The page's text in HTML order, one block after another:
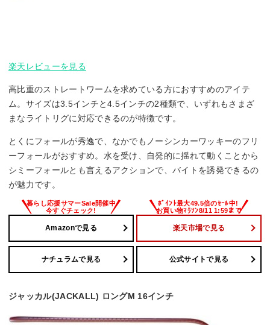
楽天レビューを見る
高比重のストレートワームを求めている方におすすめのアイテ
ム。サイズは3.5インチと4.5インチの2種類で、いずれもさまざ
まなライトリグに対応できるのが特徴です。
とくにフォールが秀逸で、なかでもノーシンカーワッキーのフリ
ーフォールがおすすめ。水を受け、自発的に揺れて動くことから
シミーフォールとも言えるアクションで、バイトを誘発できるの
が魅力です。
Amazonで見る 楽天市場で見る
ナチュラムで見る 公式サイトで見る
ジャッカル(JACKALL) ロングM 16インチ